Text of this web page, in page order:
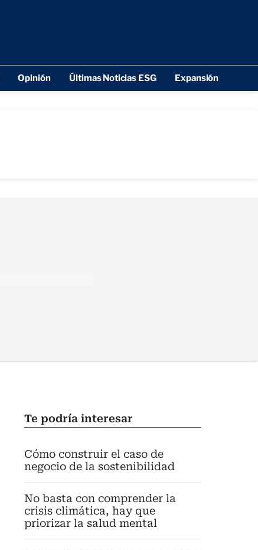
Opinión Últimas Noticias ESG Expansión
Te podría interesar
Cómo construir el caso de
negocio de la sostenibilidad
No basta con comprender la
crisis climática, hay que
priorizar la salud mental